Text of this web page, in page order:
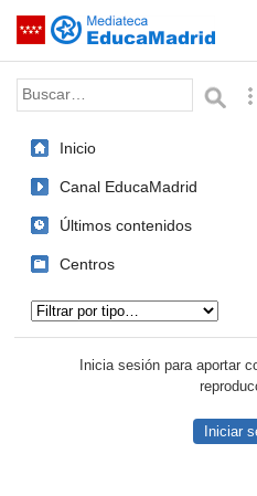
Saltar navegación
Palabra o frase:
Inicio
Canal EducaMadrid
Últimos contenidos
Centros
Inicia sesión para aportar
Iniciar